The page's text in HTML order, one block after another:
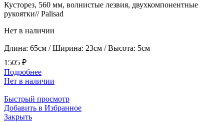
Кусторез, 560 мм, волнистые лезвия, двухкомпонентные
рукоятки// Palisad
Нет в наличии
Длина: 65см / Ширина: 23см / Высота: 5см
1505 ₽
Подробнее
Нет в наличии
Быстрый просмотр
Добавить в Избранное
Закрыть